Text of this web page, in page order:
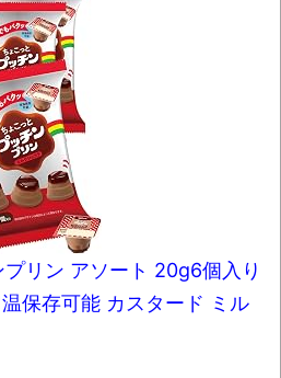
ーの前で好演技www当たり
盛りだくさん
・・」メガネ美人ナース
ナサポ懇願したら・・・
・・」メガネ美人ナース
ナサポ懇願したら・・・
故バルバロッサ作戦とか
ってしまったのか
のお知らせ
な子猫とシェパード
リン アソート 20g6個入り
保存可能 カスタード ミル